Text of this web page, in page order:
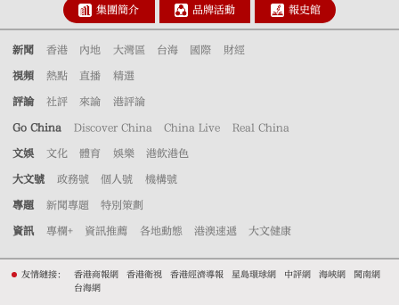
集團簡介 品牌活動 報史館
新聞 香港 內地 大灣區 台海 國際 財經
視頻 熱點 直播 精選
評論 社評 來論 港評論
Go China Discover China China Live Real China
文娛 文化 體育 娛樂 港飲港色
大文號 政務號 個人號 機構號
專題 新聞專題 特別策劃
資訊 專欄+ 資訊推薦 各地動態 港澳速遞 大文健康
友情鏈接： 香港商報網 香港衛視 香港經濟導報 星島環球網 中評網 海峽網
閩南網
台海網